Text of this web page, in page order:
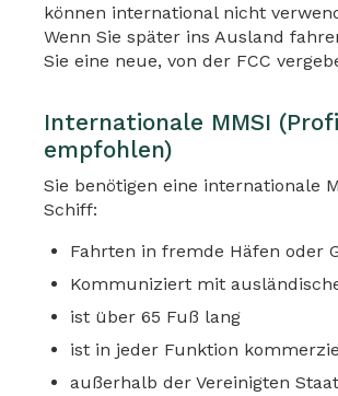
können international nicht
Wenn Sie später ins Ausland
Sie eine neue, von der FCC
Internationale MMSI (Profi
empfohlen)
Sie benötigen eine internationale
Schiff:
Fahrten in fremde Häfen oder
Kommuniziert mit
ist über 65 Fuß lang
ist in jeder Funktion
außerhalb der Vereinigten